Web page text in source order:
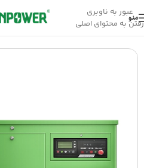
عبور به ناوبری
رفتن به محتوای اصلی
منو
خانه ژنراتور /ژنراتور گازسوز